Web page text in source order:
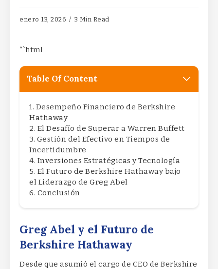
enero 13, 2026 3 Min Read
“`html
Table Of Content
Desempeño Financiero de Berkshire
Hathaway
El Desafío de Superar a Warren Buffett
Gestión del Efectivo en Tiempos de
Incertidumbre
Inversiones Estratégicas y Tecnología
El Futuro de Berkshire Hathaway bajo
el Liderazgo de Greg Abel
Conclusión
Greg Abel y el Futuro de
Berkshire Hathaway
Desde que asumió el cargo de CEO de Berkshire